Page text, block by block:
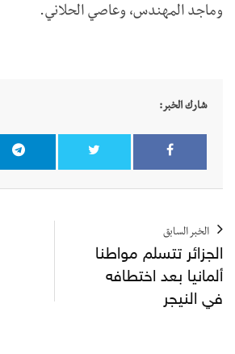
وماجد المهندس، وعاصي الحلاني.
شارك الخبر:
الخبر السابق
الجزائر تتسلم مواطنا
ألمانيا بعد اختطافه
في النيجر